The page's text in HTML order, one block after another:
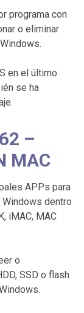
programa con
o eliminar
en el último
se ha
–
MAC
APPs para
dentro
iMAC, MAC
o
SSD o flash